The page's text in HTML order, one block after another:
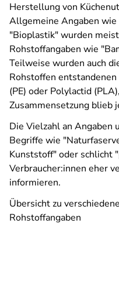
Herstellung von
Allgemeine Angaben
"Bioplastik" wurden
Rohstoffangaben wie
Teilweise wurden auch
Rohstoffen
(PE) oder Polylactid
Zusammensetzung blieb
Die Vielzahl an Angaben
Begriffe wie
Kunststoff" oder schlicht
Verbraucher:innen eher
informieren.
Übersicht zu
Rohstoffangaben